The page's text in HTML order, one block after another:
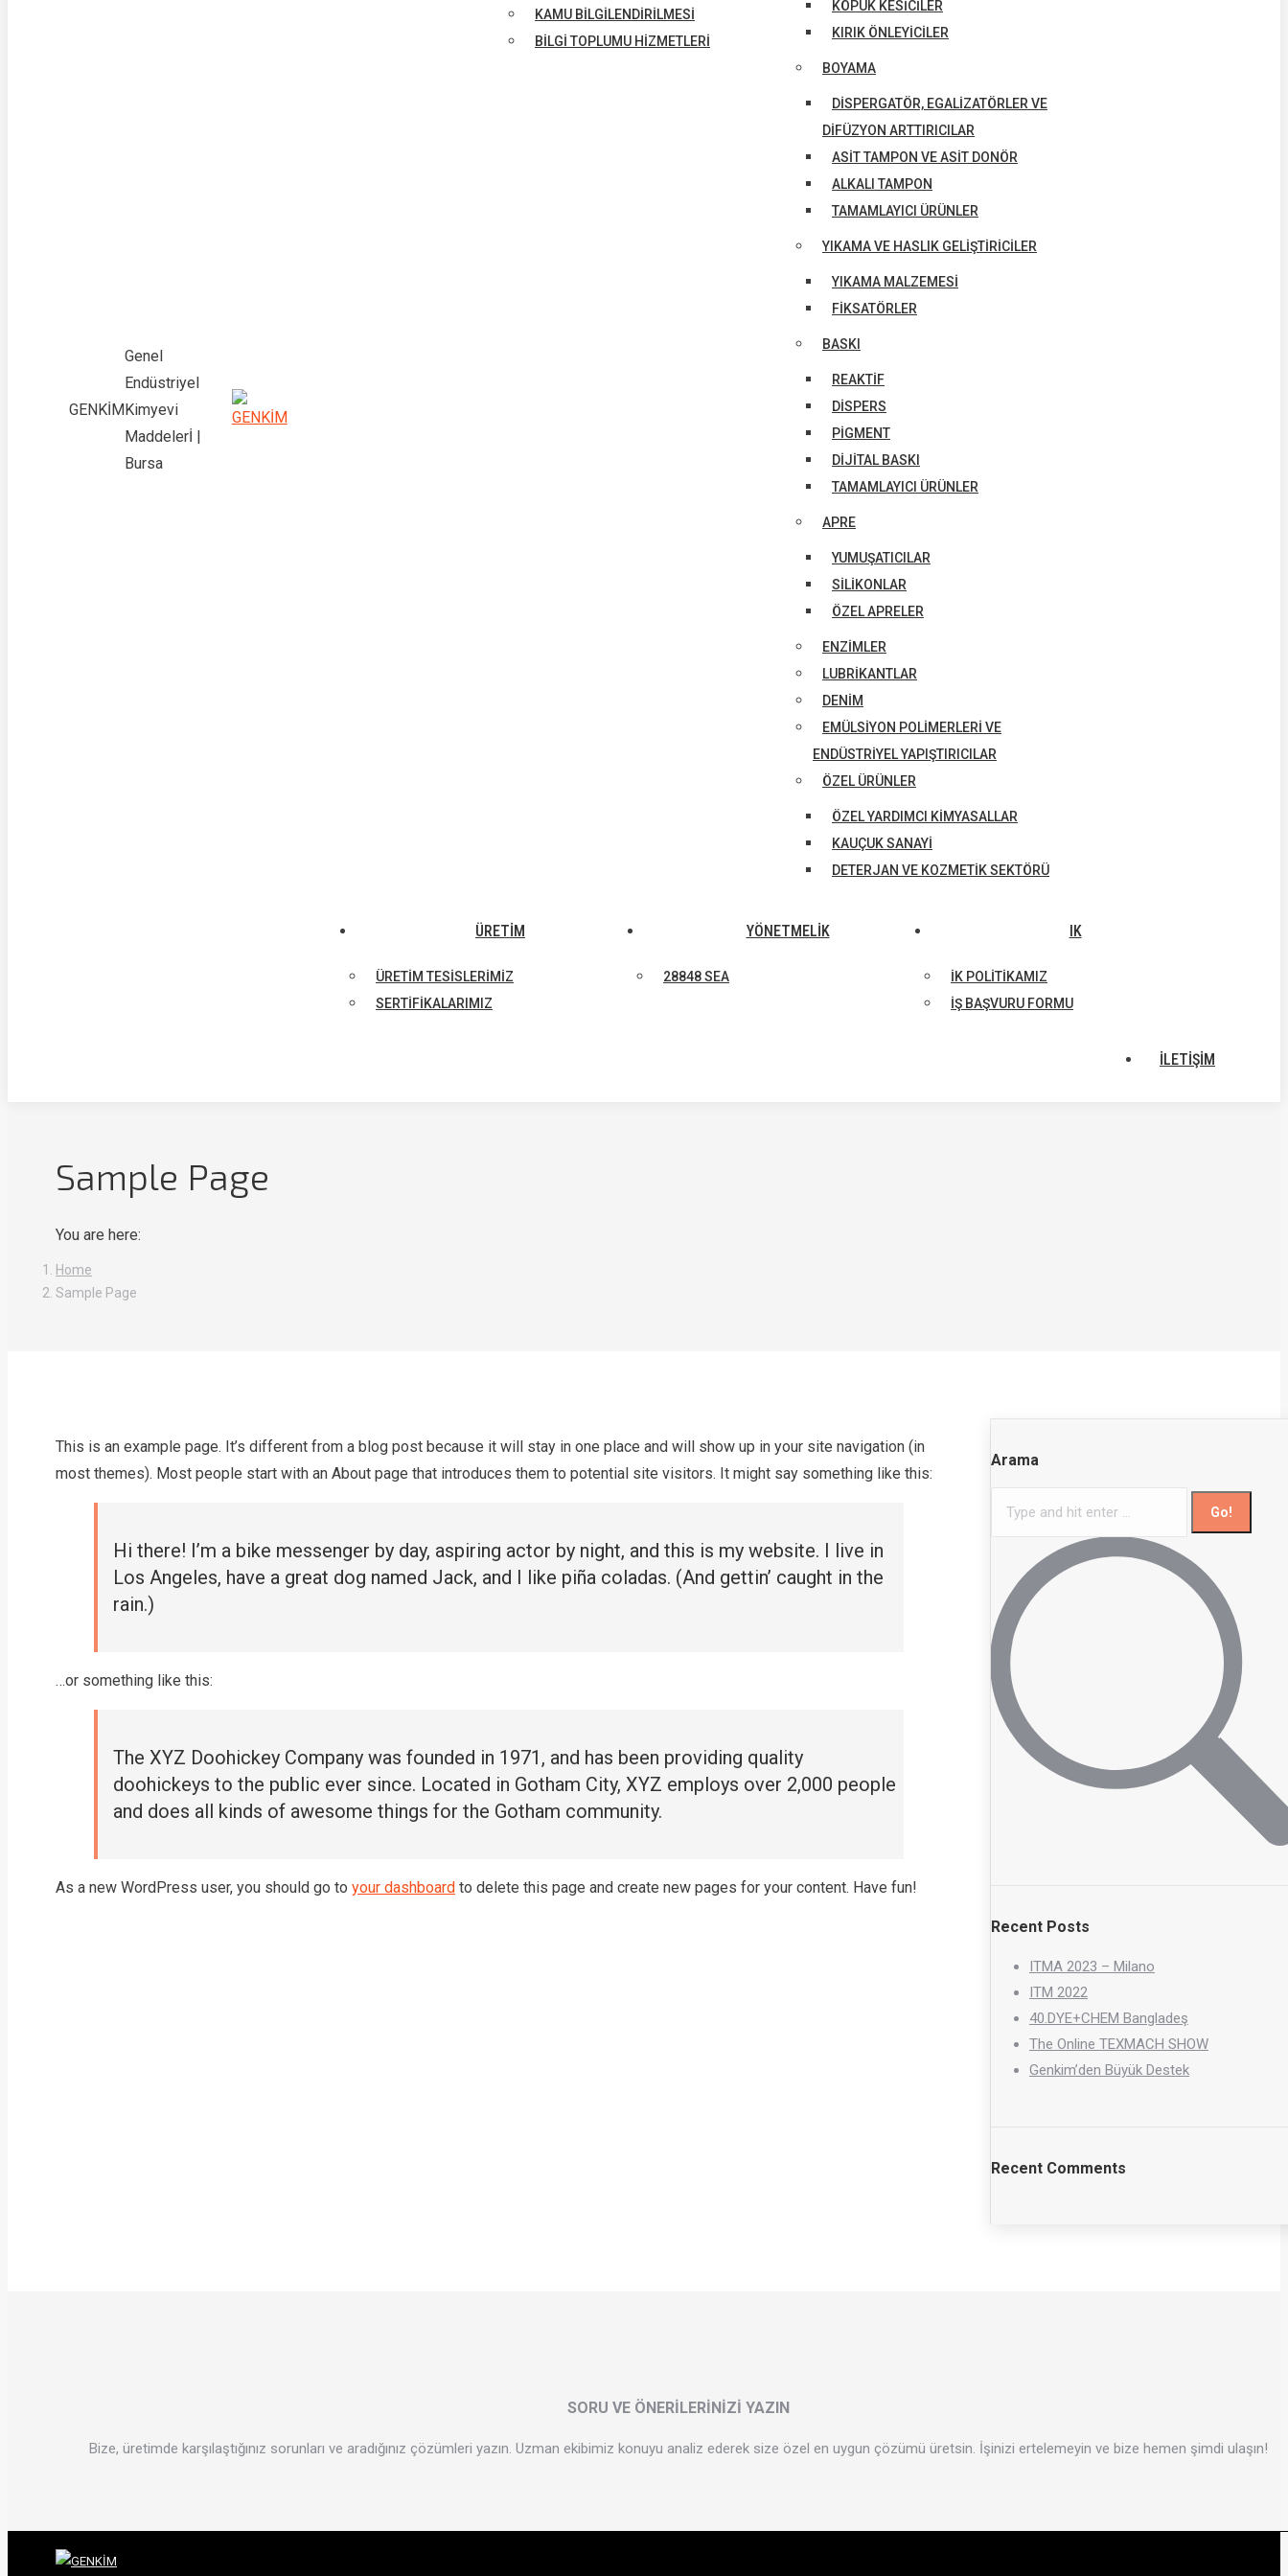
GENKİM
Genel
Endüstriyel
Kimyevi
Maddelerİ |
Bursa
KAMU BİLGİLENDİRİLMESİ
BİLGİ TOPLUMU HİZMETLERİ
KÖPÜK KESICILER
KIRIK ÖNLEYICILER
BOYAMA
DISPERGATÖR, EGALIZATÖRLER VE
DIFÜZYON ARTTIRICILAR
ASIT TAMPON VE ASIT DONÖR
ALKALI TAMPON
TAMAMLAYICI ÜRÜNLER
YIKAMA VE HASLIK GELIŞTIRICILER
YIKAMA MALZEMESI
FIKSATÖRLER
BASKI
REAKTIF
DISPERS
PIGMENT
DIJITAL BASKI
TAMAMLAYICI ÜRÜNLER
APRE
YUMUŞATICILAR
SILIKONLAR
ÖZEL APRELER
ENZIMLER
LUBRIKANTLAR
DENIM
EMÜLSIYON POLIMERLERI VE
ENDÜSTRIYEL YAPIŞTIRICILAR
ÖZEL ÜRÜNLER
ÖZEL YARDIMCI KIMYASALLAR
KAUÇUK SANAYI
DETERJAN VE KOZMETIK SEKTÖRÜ
ÜRETİM
ÜRETIM TESISLERIMIZ
SERTIFIKALARIMIZ
YÖNETMELİK
28848 SEA
IK
İK POLITIKAMIZ
İŞ BAŞVURU FORMU
İLETİŞİM
Sample Page
You are here:
Home
Sample Page
This is an example page. It’s different from a blog post because it will stay in one place and will show up in your site navigation (in
most themes). Most people start with an About page that introduces them to potential site visitors. It might say something like this:
Hi there! I’m a bike messenger by day, aspiring actor by night, and this is my website. I live in
Los Angeles, have a great dog named Jack, and I like piña coladas. (And gettin’ caught in the
rain.)
…or something like this:
The XYZ Doohickey Company was founded in 1971, and has been providing quality
doohickeys to the public ever since. Located in Gotham City, XYZ employs over 2,000 people
and does all kinds of awesome things for the Gotham community.
As a new WordPress user, you should go to your dashboard to delete this page and create new pages for your content. Have fun!
Arama
Recent Posts
ITMA 2023 – Milano
ITM 2022
40.DYE+CHEM Bangladeş
The Online TEXMACH SHOW
Genkim’den Büyük Destek
Recent Comments
SORU VE ÖNERİLERİNİZİ YAZIN
Bize, üretimde karşılaştığınız sorunları ve aradığınız çözümleri yazın. Uzman ekibimiz konuyu analiz ederek size özel en uygun çözümü üretsin. İşinizi ertelemeyin ve bize hemen şimdi ulaşın!